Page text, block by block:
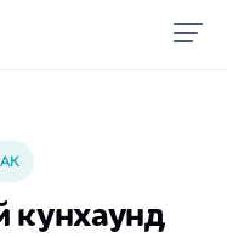
кунхаунд